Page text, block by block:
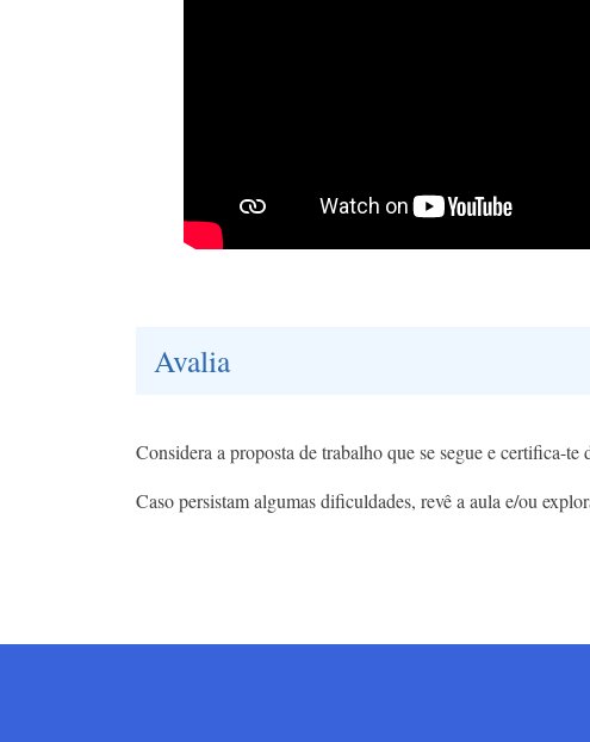
Avalia
Considera a proposta de trabalho que se segue e certifica-te
Caso persistam algumas dificuldades, revê a aula e/ou